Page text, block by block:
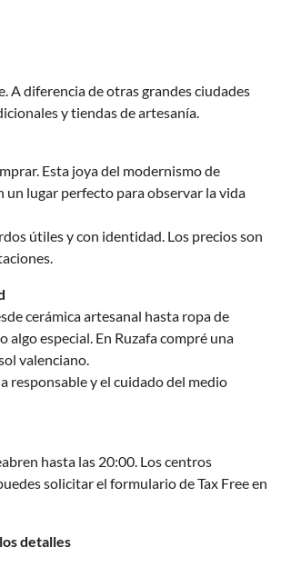
A diferencia de otras grandes ciudades
y tiendas de artesanía.
Esta joya del modernismo de
un lugar perfecto para observar la vida
útiles y con identidad. Los precios son
cerámica artesanal hasta ropa de
especial. En Ruzafa compré una
valenciano.
responsable y el cuidado del medio
hasta las 20:00. Los centros
solicitar el formulario de Tax Free en
detalles